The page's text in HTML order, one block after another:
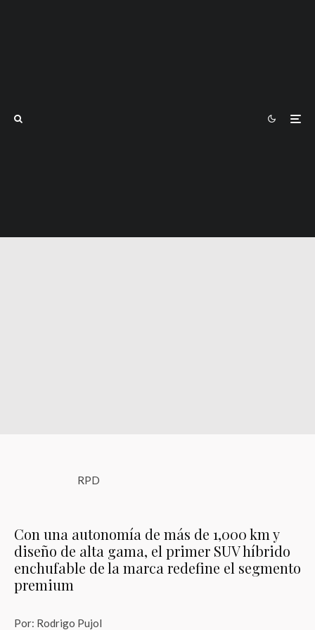
RPD
Con una autonomía de más de 1,000 km y
diseño de alta gama, el primer SUV híbrido
enchufable de la marca redefine el segmento
premium
Por: Rodrigo Pujol